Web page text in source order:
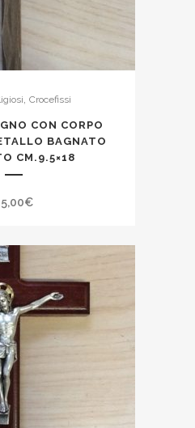
Crocefissi
CON CORPO
BAGNATO
CM.9.5×18
€